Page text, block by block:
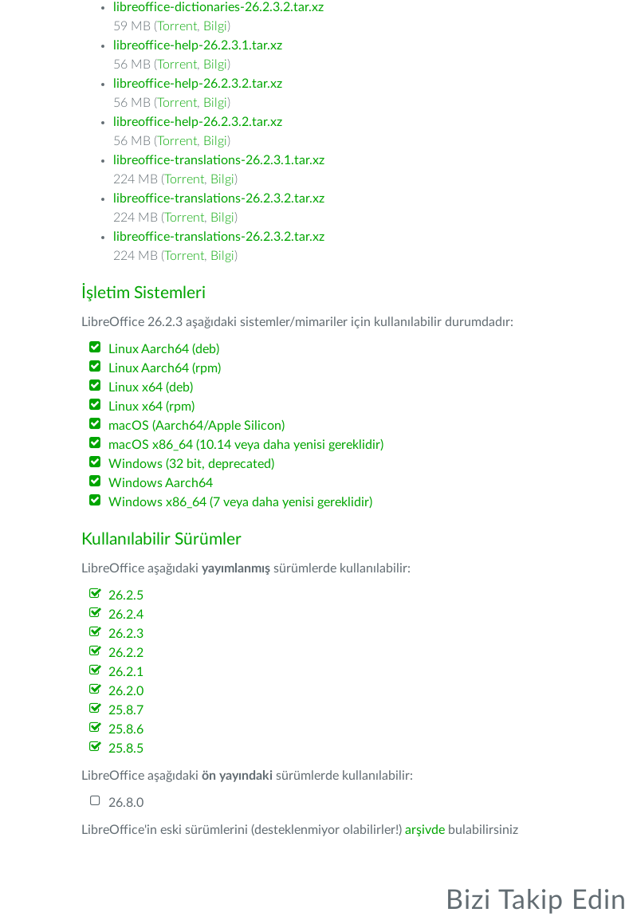
libreoffice-dictionaries-26.2.3.2.tar.xz
59 MB (Torrent, Bilgi)
libreoffice-help-26.2.3.1.tar.xz
56 MB (Torrent, Bilgi)
libreoffice-help-26.2.3.2.tar.xz
56 MB (Torrent, Bilgi)
libreoffice-help-26.2.3.2.tar.xz
56 MB (Torrent, Bilgi)
libreoffice-translations-26.2.3.1.tar.xz
224 MB (Torrent, Bilgi)
libreoffice-translations-26.2.3.2.tar.xz
224 MB (Torrent, Bilgi)
libreoffice-translations-26.2.3.2.tar.xz
224 MB (Torrent, Bilgi)
İşletim Sistemleri
LibreOffice 26.2.3 aşağıdaki sistemler/mimariler için kullanılabilir durumdadır:
Linux Aarch64 (deb)
Linux Aarch64 (rpm)
Linux x64 (deb)
Linux x64 (rpm)
macOS (Aarch64/Apple Silicon)
macOS x86_64 (10.14 veya daha yenisi gereklidir)
Windows (32 bit, deprecated)
Windows Aarch64
Windows x86_64 (7 veya daha yenisi gereklidir)
Kullanılabilir Sürümler
LibreOffice aşağıdaki yayımlanmış sürümlerde kullanılabilir:
26.2.5
26.2.4
26.2.3
26.2.2
26.2.1
26.2.0
25.8.7
25.8.6
25.8.5
LibreOffice aşağıdaki ön yayındaki sürümlerde kullanılabilir:
26.8.0
LibreOffice'in eski sürümlerini (desteklenmiyor olabilirler!) arşivde bulabilirsiniz
Bizi Takip Edin